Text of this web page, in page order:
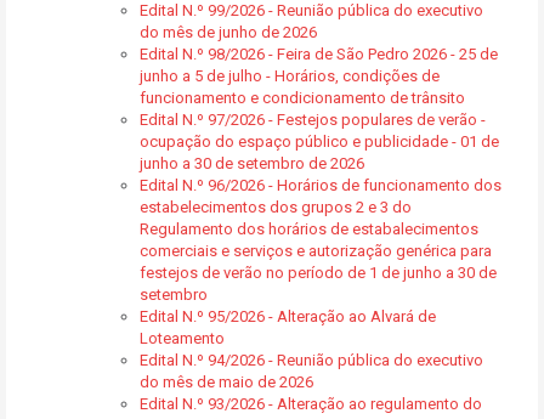
Edital N.º 99/2026 - Reunião pública do executivo
do mês de junho de 2026
Edital N.º 98/2026 - Feira de São Pedro 2026 - 25 de
junho a 5 de julho - Horários, condições de
funcionamento e condicionamento de trânsito
Edital N.º 97/2026 - Festejos populares de verão -
ocupação do espaço público e publicidade - 01 de
junho a 30 de setembro de 2026
Edital N.º 96/2026 - Horários de funcionamento dos
estabelecimentos dos grupos 2 e 3 do
Regulamento dos horários de estabalecimentos
comerciais e serviços e autorização genérica para
festejos de verão no período de 1 de junho a 30 de
setembro
Edital N.º 95/2026 - Alteração ao Alvará de
Loteamento
Edital N.º 94/2026 - Reunião pública do executivo
do mês de maio de 2026
Edital N.º 93/2026 - Alteração ao regulamento do